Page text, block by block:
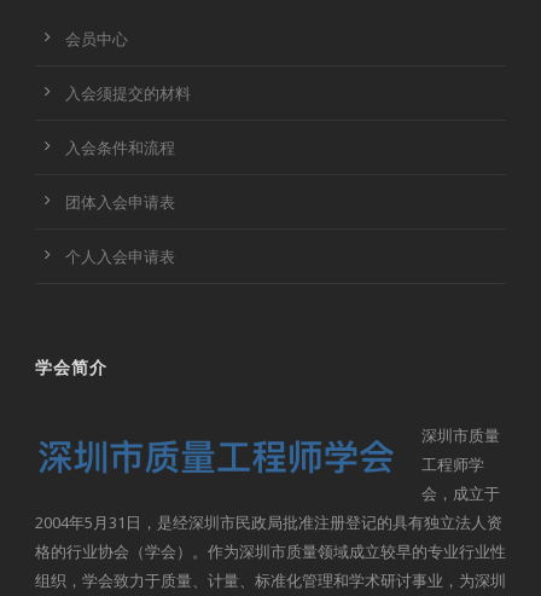
会员中心
入会须提交的材料
入会条件和流程
团体入会申请表
个人入会申请表
学会简介
深圳市质量
工程师学
会，成立于
2004年5月31日，是经深圳市民政局批准注册登记的具有独立法人资
格的行业协会（学会）。作为深圳市质量领域成立较早的专业行业性
组织，学会致力于质量、计量、标准化管理和学术研讨事业，为深圳